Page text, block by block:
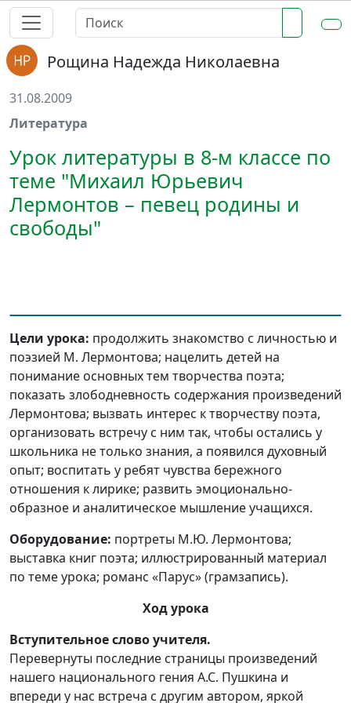
Рощина Надежда Николаевна
31.08.2009
Литература
Урок литературы в 8-м классе по
теме "Михаил Юрьевич
Лермонтов – певец родины и
свободы"
Цели урока: продолжить знакомство с личностью и
поэзией М. Лермонтова; нацелить детей на
понимание основных тем творчества поэта;
показать злободневность содержания произведений
Лермонтова; вызвать интерес к творчеству поэта,
организовать встречу с ним так, чтобы остались у
школьника не только знания, а появился духовный
опыт; воспитать у ребят чувства бережного
отношения к лирике; развить эмоционально-
образное и аналитическое мышление учащихся.
Оборудование: портреты М.Ю. Лермонтова;
выставка книг поэта; иллюстрированный материал
по теме урока; романс «Парус» (грамзапись).
Ход урока
Вступительное слово учителя.
Перевернуты последние страницы произведений
нашего национального гения А.С. Пушкина и
впереди у нас встреча с другим автором, яркой